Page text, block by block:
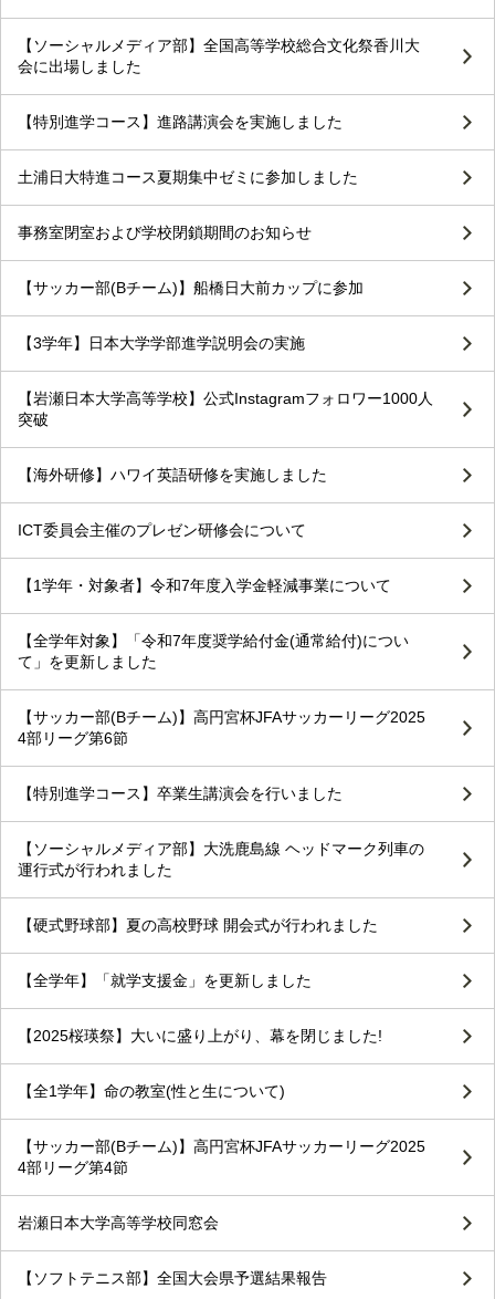
【ソーシャルメディア部】全国高等学校総合文化祭香川大
会に出場しました
【特別進学コース】進路講演会を実施しました
土浦日大特進コース夏期集中ゼミに参加しました
事務室閉室および学校閉鎖期間のお知らせ
【サッカー部(Bチーム)】船橋日大前カップに参加
【3学年】日本大学学部進学説明会の実施
【岩瀬日本大学高等学校】公式Instagramフォロワー1000人
突破
【海外研修】ハワイ英語研修を実施しました
ICT委員会主催のプレゼン研修会について
【1学年・対象者】令和7年度入学金軽減事業について
【全学年対象】「令和7年度奨学給付金(通常給付)につい
て」を更新しました
【サッカー部(Bチーム)】高円宮杯JFAサッカーリーグ2025
4部リーグ第6節
【特別進学コース】卒業生講演会を行いました
【ソーシャルメディア部】大洗鹿島線 ヘッドマーク列車の
運行式が行われました
【硬式野球部】夏の高校野球 開会式が行われました
【全学年】「就学支援金」を更新しました
【2025桜瑛祭】大いに盛り上がり、幕を閉じました!
【全1学年】命の教室(性と生について)
【サッカー部(Bチーム)】高円宮杯JFAサッカーリーグ2025
4部リーグ第4節
岩瀬日本大学高等学校同窓会
【ソフトテニス部】全国大会県予選結果報告